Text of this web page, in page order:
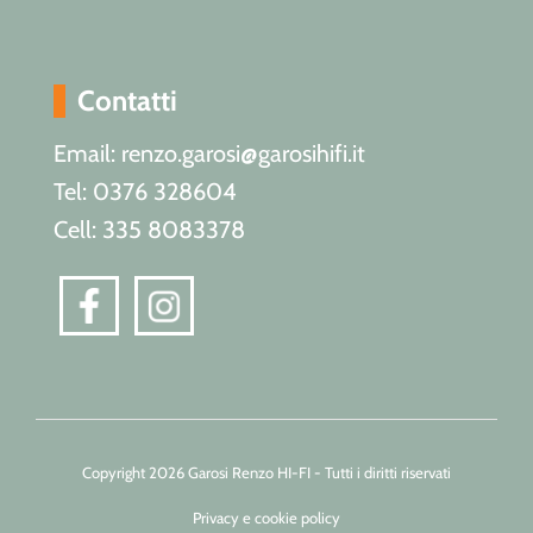
Contatti
Email: renzo.garosi@garosihifi.it
Tel: 0376 328604
Cell: 335 8083378
Copyright 2026 Garosi Renzo HI-FI - Tutti i diritti riservati
Privacy e cookie policy